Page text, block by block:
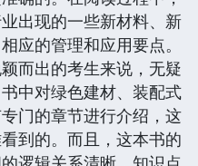
出现的一些新材料、新
应的管理和应用要点。
而出的考生来说，无疑
中对绿色建材、装配式
门的章节进行介绍，这
到的。而且，这本书的